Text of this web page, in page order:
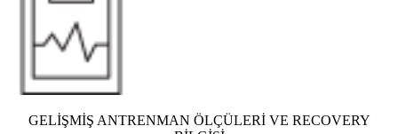
GELİŞMİŞ ANTRENMAN ÖLÇÜLERİ VE RECOVERY